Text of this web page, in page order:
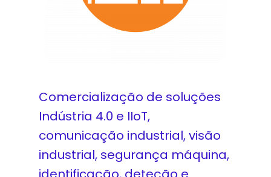
Comercialização de soluções
Indústria 4.0 e IIoT,
comunicação industrial, visão
industrial, segurança máquina,